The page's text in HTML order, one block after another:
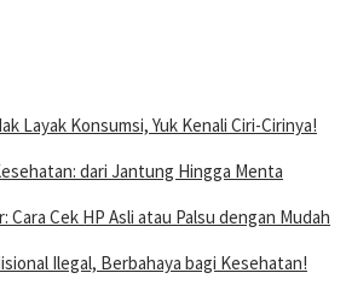
Layak Konsumsi, Yuk Kenali Ciri-Cirinya!
dari Jantung Hingga Menta
Cara Cek HP Asli atau Palsu dengan Mudah
Ilegal, Berbahaya bagi Kesehatan!